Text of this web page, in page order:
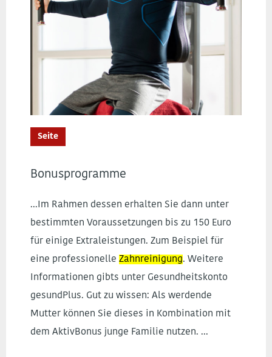
Seite
Bonusprogramme
...Im Rahmen dessen erhalten Sie dann unter
bestimmten Voraussetzungen bis zu 150 Euro
für einige Extraleistungen. Zum Beispiel für
eine professionelle Zahnreinigung. Weitere
Informationen gibts unter Gesundheitskonto
gesundPlus. Gut zu wissen: Als werdende
Mutter können Sie dieses in Kombination mit
dem AktivBonus junge Familie nutzen. ...